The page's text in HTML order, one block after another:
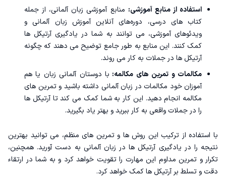
استفاده از منابع آموزشی: منابع آموزشی زبان آلمانی، از جمله
کتاب های درسی، دوره‌های آنلاین آموزش زبان آلمانی و
ویدئوهای آموزشی، می توانند به شما در یادگیری آرتیکل ها
کمک کنند. این منابع به طور جامع توضیح می دهند که چگونه
آرتیکل ها در جملات به کار می روند.
مکالمات و تمرین های مکالمه: با دوستان آلمانی زبان یا هم
آموزان خود مکالمات در زبان آلمانی داشته باشید و تمرین های
مکالمه انجام دهید. این کار به شما کمک می کند تا آرتیکل ها
را در جملات واقعی به کار ببرید و بهتر یاد بگیرید.
با استفاده از ترکیب این روش ها و تمرین های منظم، می توانید بهترین
نتیجه را در یادگیری آرتیکل ها در زبان آلمانی به دست آورید. همچنین،
تکرار و تمرین مداوم این مهارت را تقویت خواهد کرد و به شما در ارتقاء
دقت و تسلط بر آرتیکل ها کمک خواهد کرد.